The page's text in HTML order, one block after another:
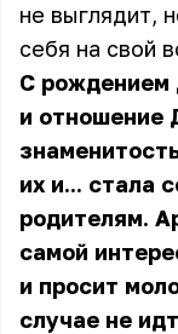
не выглядит,
себя на свой
С рождением
и отношение
их и... стала
родителям.
самой
и просит
случае не